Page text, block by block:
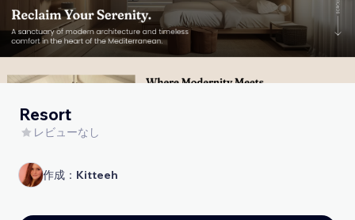
Resort
レビューなし
作成： Kitteeh